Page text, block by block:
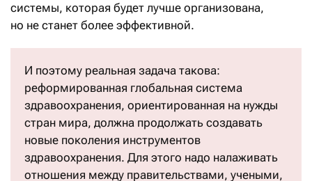
системы, которая будет лучше организована,
но не станет более эффективной.
И поэтому реальная задача такова:
реформированная глобальная система
здравоохранения, ориентированная на нужды
стран мира, должна продолжать создавать
новые поколения инструментов
здравоохранения. Для этого надо налаживать
отношения между правительствами, учеными,